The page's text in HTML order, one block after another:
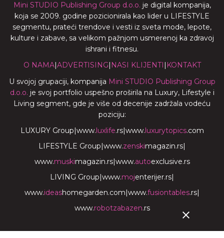
Mini STUDIO Publishing Group d.o.o. je digital kompanija,
koja se 2009. godine pozicionirala kao lider u LIFESTYLE
segmentu, prateći trendove i vesti iz sveta mode, lepote,
kulture i zabave, sa velikom pažnjom usmerenoj ka zdravoj
ishrani i fitnesu.
O NAMA|ADVERTISING| NASI KLIJENTI | KONTAKT
U svojoj grupaciji, kompanija Mini STUDIO Publishing Group
d.o.o. je svoj portfolio uspešno proširila na Luxury, Lifestyle i
Living segment, gde je više od decenije zadržala vodeću
poziciju:
LUXURY Group|www.luxlife.rs|www.luxurytopics.com
LIFESTYLE Group|www.zenskimagazin.rs|
www.muskimagazin.rs|www.autoexclusive.rs
LIVING Group|www.mojenterijer.rs|
www.ideashomegarden.com|www.fusiontables.rs|
www.robotzabazen.rs